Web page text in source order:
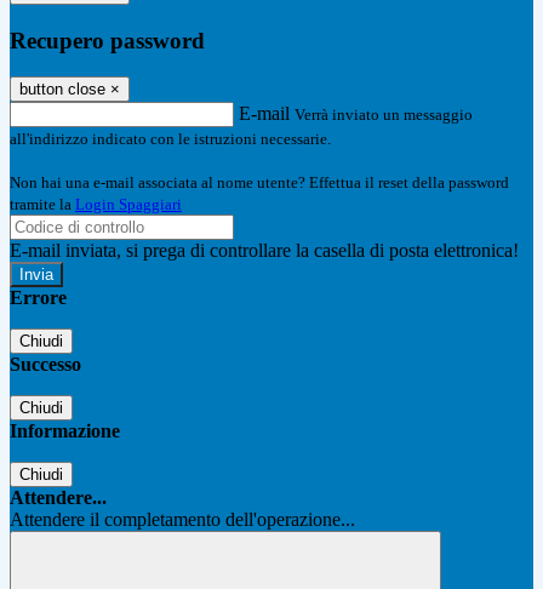
Recupero password
button close ×
E-mail Verrà inviato un messaggio
all'indirizzo indicato con le istruzioni necessarie.
Non hai una e-mail associata al nome utente? Effettua il reset della password
tramite la Login Spaggiari
E-mail inviata, si prega di controllare la casella di posta elettronica!
Errore
Chiudi
Successo
Chiudi
Informazione
Chiudi
Attendere...
Attendere il completamento dell'operazione...